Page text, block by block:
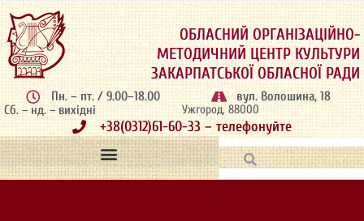
ОБЛАСНИЙ ОРГАНІЗАЦІЙНО-
МЕТОДИЧНИЙ ЦЕНТР КУЛЬТУРИ
ЗАКАРПАТСЬКОЇ ОБЛАСНОЇ РАДИ
Пн. – пт. / 9.00–18.00
Сб. – нд. – вихідні
вул. Волошина, 18
Ужгород, 88000
+38(0312)61-60-33 – телефонуйте